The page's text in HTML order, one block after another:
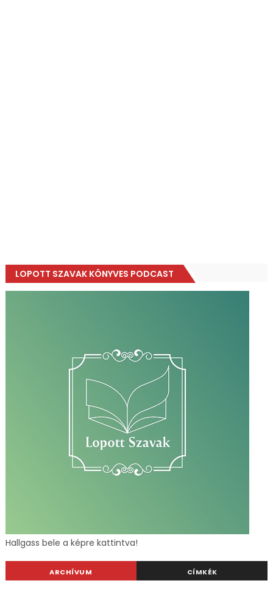
LOPOTT SZAVAK KÖNYVES PODCAST
Hallgass bele a képre kattintva!
ARCHÍVUM CÍMKÉK